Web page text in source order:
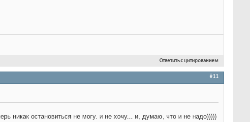
Ответить с цитированием
#11
никак остановиться не могу. и не хочу... и, думаю, что и не надо)))))